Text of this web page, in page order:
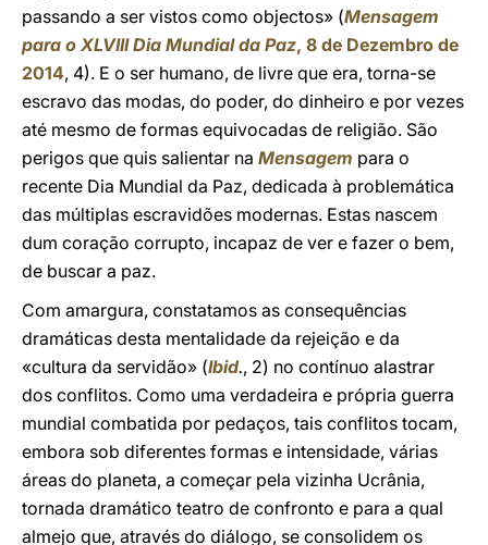
passando a ser vistos como objectos» (Mensagem
para o XLVIII Dia Mundial da Paz, 8 de Dezembro de
2014, 4). E o ser humano, de livre que era, torna-se
escravo das modas, do poder, do dinheiro e por vezes
até mesmo de formas equivocadas de religião. São
perigos que quis salientar na Mensagem para o
recente Dia Mundial da Paz, dedicada à problemática
das múltiplas escravidões modernas. Estas nascem
dum coração corrupto, incapaz de ver e fazer o bem,
de buscar a paz.
Com amargura, constatamos as consequências
dramáticas desta mentalidade da rejeição e da
«cultura da servidão» (Ibid., 2) no contínuo alastrar
dos conflitos. Como uma verdadeira e própria guerra
mundial combatida por pedaços, tais conflitos tocam,
embora sob diferentes formas e intensidade, várias
áreas do planeta, a começar pela vizinha Ucrânia,
tornada dramático teatro de confronto e para a qual
almejo que, através do diálogo, se consolidem os